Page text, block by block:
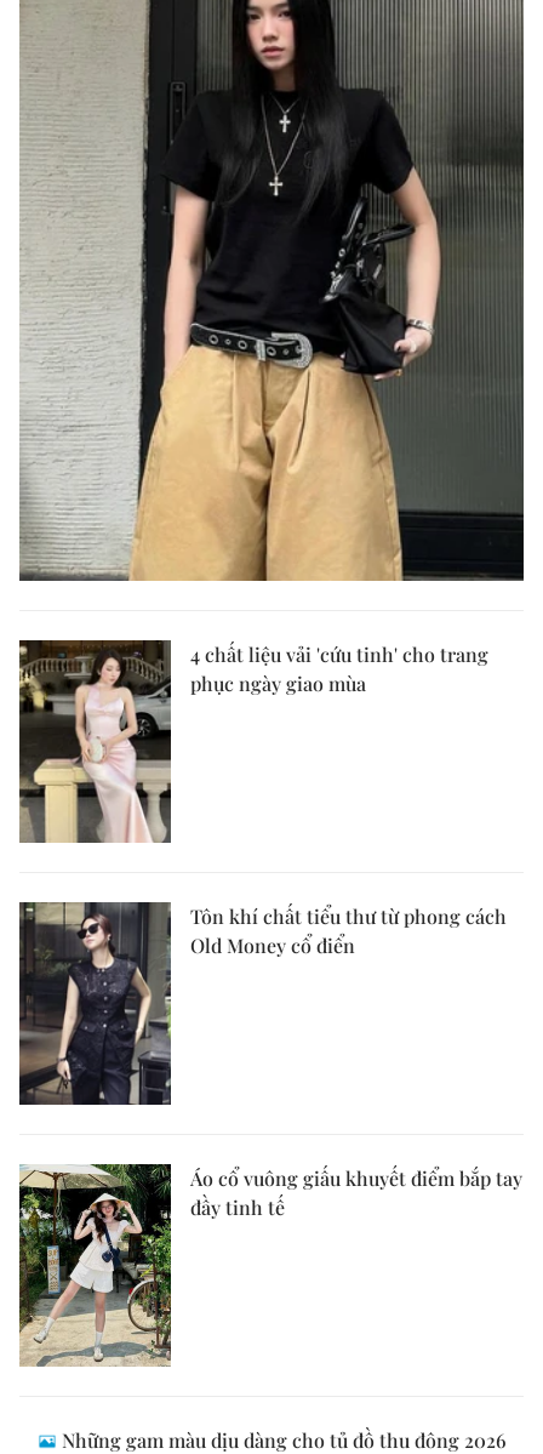
4 chất liệu vải 'cứu tinh' cho trang
phục ngày giao mùa
Tôn khí chất tiểu thư từ phong cách
Old Money cổ điển
Áo cổ vuông giấu khuyết điểm bắp tay
đầy tinh tế
Những gam màu dịu dàng cho tủ đồ thu đông 2026